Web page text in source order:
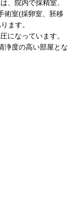
、院内で採精室、
術室(採卵室、胚移
ます。
になっています。
浄度の高い部屋とな